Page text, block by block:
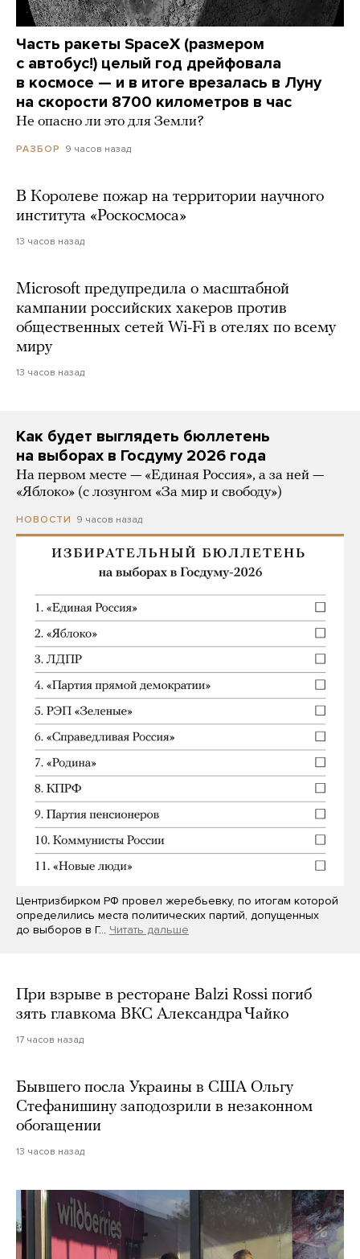
Часть ракеты SpaceX (размером
с автобус!) целый год дрейфовала
в космосе — и в итоге врезалась в Луну
на скорости 8700 километров в час
Не опасно ли это для Земли?
РАЗБОР 9 часов назад
В Королеве пожар на территории научного
института «Роскосмоса»
13 часов назад
Microsoft предупредила о масштабной
кампании российских хакеров против
общественных сетей Wi-Fi в отелях по всему
миру
13 часов назад
Как будет выглядеть бюллетень
на выборах в Госдуму 2026 года
На первом месте — «Единая Россия», а за ней —
«Яблоко» (с лозунгом «За мир и свободу»)
НОВОСТИ 9 часов назад
Центризбирком РФ провел жеребьевку, по итогам которой
определились места политических партий, допущенных
до выборов в Г… Читать дальше
При взрыве в ресторане Balzi Rossi погиб
зять главкома ВКС Александра Чайко
17 часов назад
Бывшего посла Украины в США Ольгу
Стефанишину заподозрили в незаконном
обогащении
13 часов назад